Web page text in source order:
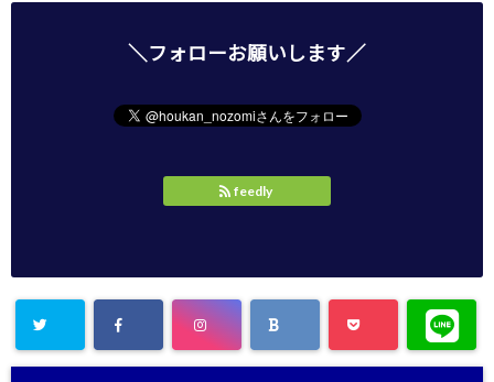
＼フォローお願いします／
feedly